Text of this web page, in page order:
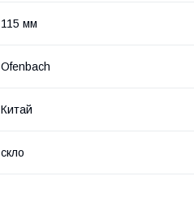
115 мм
Ofenbach
Китай
скло